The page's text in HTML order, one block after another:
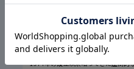
1974年の設立以来培ってきた圧倒的